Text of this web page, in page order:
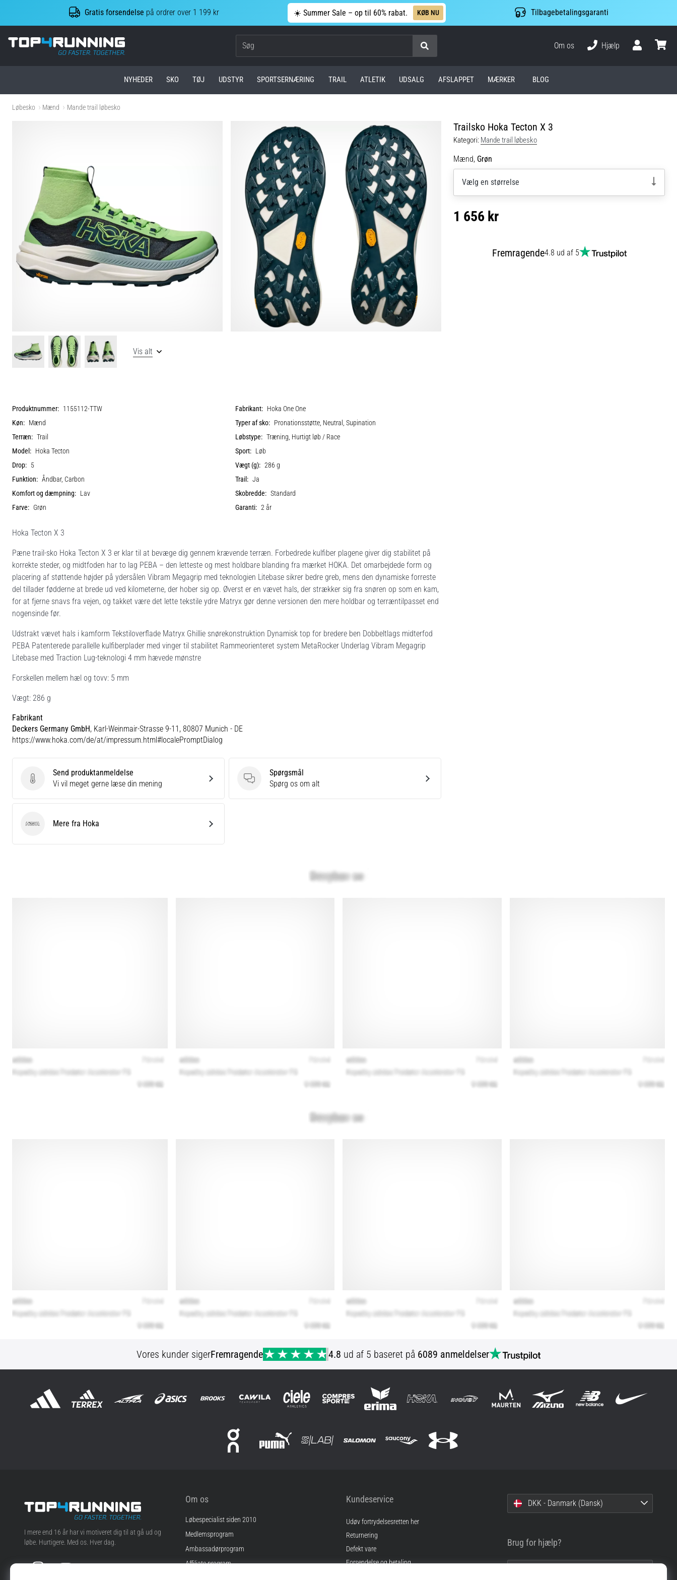
Gratis forsendelse på ordrer over 1 199 kr ☀️ Summer Sale – op til 60% rabat. KØB NU Tilbagebetalingsgaranti
Top4Running.dk
Om os
Hjælp
NYHEDER SKO TØJ UDSTYR SPORTSERNÆRING TRAIL ATLETIK UDSALG AFSLAPPET MÆRKER BLOG
Løbesko Mænd Mande trail løbesko
Trailsko Hoka Tecton X 3
Kategori: Mande trail løbesko
Mænd, Grøn
Vælg en størrelse
1 656 kr
Fremragende4.8 ud af 5
Vis alt
Produktnummer: 1155112-TTW Fabrikant: Hoka One One
Køn: Mænd Typer af sko: Pronationsstøtte, Neutral, Supination
Terræn: Trail Løbstype: Træning, Hurtigt løb / Race
Model: Hoka Tecton Sport: Løb
Drop: 5 Vægt (g): 286 g
Funktion: Åndbar, Carbon Trail: Ja
Komfort og dæmpning: Lav Skobredde: Standard
Farve: Grøn Garanti: 2 år
Hoka Tecton X 3
Pæne trail-sko Hoka Tecton X 3 er klar til at bevæge dig gennem krævende terræn. Forbedrede kulfiber plagene giver dig stabilitet på
korrekte steder, og midtfoden har to lag PEBA – den letteste og mest holdbare blanding fra mærket HOKA. Det omarbejdede form og
placering af støttende højder på ydersålen Vibram Megagrip med teknologien Litebase sikrer bedre greb, mens den dynamiske forreste
del tillader fødderne at brede ud ved kilometerne, der hober sig op. Øverst er en vævet hals, der strækker sig fra snøren op som en kam,
for at fjerne snavs fra vejen, og takket være det lette tekstile ydre Matryx gør denne versionen den mere holdbar og terræntilpasset end
nogensinde før.
Udstrakt vævet hals i kamform Tekstiloverflade Matryx Ghillie snørekonstruktion Dynamisk top for bredere ben Dobbeltlags midterfod
PEBA Patenterede parallelle kulfiberplader med vinger til stabilitet Rammeorienteret system MetaRocker Underlag Vibram Megagrip
Litebase med Traction Lug-teknologi 4 mm hævede mønstre
Forskellen mellem hæl og tovv: 5 mm
Vægt: 286 g
Fabrikant
Deckers Germany GmbH, Karl-Weinmair-Strasse 9-11, 80807 Munich - DE
https://www.hoka.com/de/at/impressum.html#localePromptDialog
Send produktanmeldelse
Send produktanmeldelse
Vi vil meget gerne læse din mening
Spørgsmål
Spørgsmål
Spørg os om alt
Hoka Mere fra Hoka
Vores kunder sigerFremragende 4.8 ud af 5 baseret på 6089 anmeldelser
Top4Running.dk
I mere end 16 år har vi motiveret dig til at gå ud og
løbe. Hurtigere. Med os. Hver dag.
Instagram
YouTube
Om os
Løbespecialist siden 2010
Medlemsprogram
Ambassadørprogram
Affiliate program
Kundeservice
Udøv fortrydelsesretten her
Returnering
Defekt vare
Forsendelse og betaling
DKK - Danmark (Dansk)
Brug for hjælp?